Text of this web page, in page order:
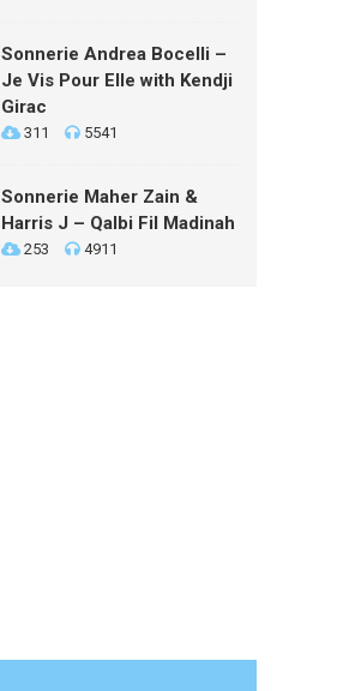
Sonnerie Andrea Bocelli –
Je Vis Pour Elle with Kendji
Girac
311 5541
Sonnerie Maher Zain &
Harris J – Qalbi Fil Madinah
253 4911